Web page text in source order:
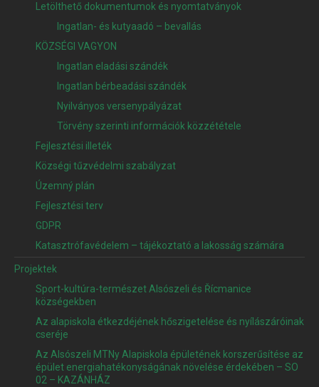
Letölthető dokumentumok és nyomtatványok
Ingatlan- és kutyaadó – bevallás
KÖZSÉGI VAGYON
Ingatlan eladási szándék
Ingatlan bérbeadási szándék
Nyilványos versenypályázat
Törvény szerinti információk közzététele
Fejlesztési illeték
Községi tűzvédelmi szabályzat
Územný plán
Fejlesztési terv
GDPR
Katasztrófavédelem – tájékoztató a lakosság számára
Projektek
Sport-kultúra-természet Alsószeli és Řícmanice
községekben
Az alapiskola étkezdéjének hőszigetelése és nyílászáróinak
cseréje
Az Alsószeli MTNy Alapiskola épületének korszerűsítése az
épület energiahatékonyságának növelése érdekében – SO
02 – KAZÁNHÁZ